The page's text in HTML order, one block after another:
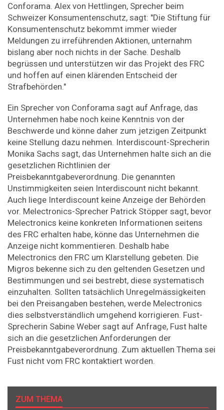
Conforama. Alex von Hettlingen, Sprecher beim
Schweizer Konsumentenschutz, sagt: "Die Stiftung für
Konsumentenschutz bekommt immer wieder
Meldungen zu irreführenden Aktionen, unternahm
bislang aber noch nichts in der Sache. Deshalb
begrüssen und unterstützen wir das Projekt des FRC
und hoffen auf einen klärenden Entscheid der
Strafbehörden."
Ein Sprecher von Conforama sagt auf Anfrage, das
Unternehmen habe noch keine Kenntnis von der
Beschwerde und könne daher zum jetzigen Zeitpunkt
keine Stellung dazu nehmen. Interdiscount-Sprecherin
Monika Sachs sagt, das Unternehmen halte sich an die
gesetzlichen Richtlinien der
Preisbekanntgabeverordnung. Die genannten
Unstimmigkeiten seien Interdiscount nicht bekannt.
Auch liege Interdiscount keine Anzeige der Behörden
vor. Melectronics-Sprecher Patrick Stöpper sagt, bevor
Melectronics keine konkreten Informationen seitens
des FRC erhalten habe, könne das Unternehmen die
Anzeige nicht kommentieren. Deshalb habe
Melectronics den FRC um Klarstellung gebeten. Die
Migros bekenne sich zu den geltenden Gesetzen und
Bestimmungen und sei bestrebt, diese systematisch
einzuhalten. Sollten tatsächlich Unregelmässigkeiten
bei den Preisangaben bestehen, werde Melectronics
dies selbstverständlich umgehend korrigieren. Fust-
Sprecherin Sabine Weber sagt auf Anfrage, Fust halte
sich an die gesetzlichen Anforderungen der
Preisbekanntgabeverordnung. Zum aktuellen Thema sei
Fust nicht vom FRC kontaktiert worden.
ZUM THEMA